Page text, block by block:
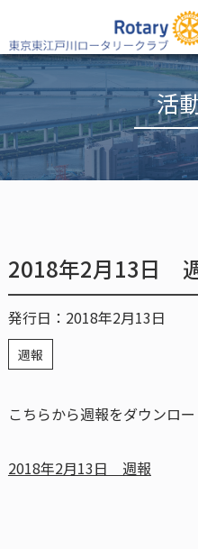
活
2018年2月13日
発行日：2018年2月13日
週報
こちらから週報をダウンロー
2018年2月13日 週報